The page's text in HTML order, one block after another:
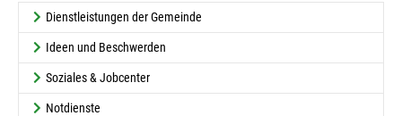
Dienstleistungen der Gemeinde
Ideen und Beschwerden
Soziales & Jobcenter
Notdienste